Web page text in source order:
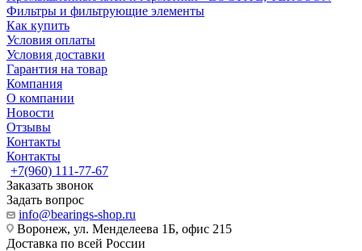
Фильтры и фильтрующие элементы
Как купить
Условия оплаты
Условия доставки
Гарантия на товар
Компания
О компании
Новости
Отзывы
Контакты
Контакты
+7(960) 111-77-67
Заказать звонок
Задать вопрос
info@bearings-shop.ru
Воронеж, ул. Менделеева 1Б, офис 215
Доставка по всей России